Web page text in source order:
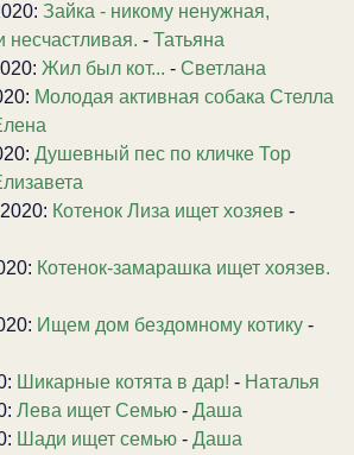
Зайка - никому ненужная,
несчастливая. - Татьяна
Жил был кот... - Светлана
Молодая активная собака Стелла
Душевный пес по кличке Тор
Котенок Лиза ищет хозяев -
Котенок-замарашка ищет хоязев.
Ищем дом бездомному котику -
Шикарные котята в дар! - Наталья
Лева ищет Семью - Даша
Шади ищет семью - Даша